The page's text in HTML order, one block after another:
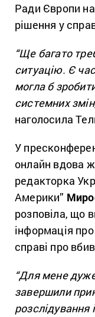
Ради Європи
рішення у
“Ще багато
ситуацію. Є
могла б
системних
наголосила
У
онлайн вдова
редакторка
Америки”
розповіла, що
інформація
справі про
“Для мене
завершили
розслідування